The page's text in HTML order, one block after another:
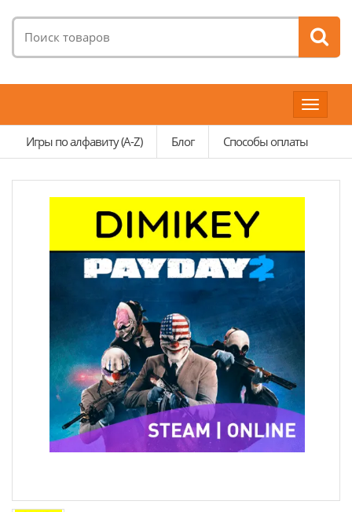
товаров:
Toggle
Игры по алфавиту (A-Z)
Блог Способы оплаты